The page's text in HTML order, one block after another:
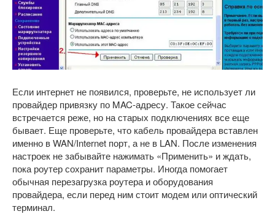
Если интернет не появился, проверьте, не использует ли
провайдер привязку по MAC-адресу. Такое сейчас
встречается реже, но на старых подключениях все еще
бывает. Еще проверьте, что кабель провайдера вставлен
именно в WAN/Internet порт, а не в LAN. После изменения
настроек не забывайте нажимать «Применить» и ждать,
пока роутер сохранит параметры. Иногда помогает
обычная перезагрузка роутера и оборудования
провайдера, если перед ним стоит модем или оптический
терминал.